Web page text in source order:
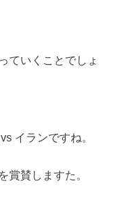
ていくことでしょ
イランですね。
賞賛しますた。